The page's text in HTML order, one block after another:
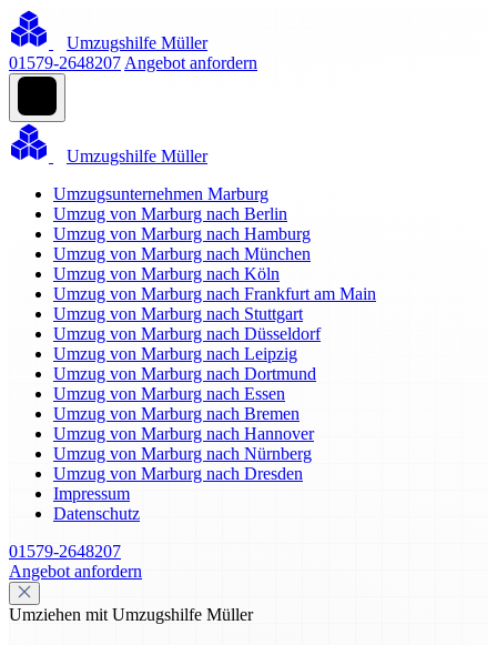
Umzugshilfe Müller
01579-2648207 Angebot anfordern
Umzugshilfe Müller
Umzugsunternehmen Marburg
Umzug von Marburg nach Berlin
Umzug von Marburg nach Hamburg
Umzug von Marburg nach München
Umzug von Marburg nach Köln
Umzug von Marburg nach Frankfurt am Main
Umzug von Marburg nach Stuttgart
Umzug von Marburg nach Düsseldorf
Umzug von Marburg nach Leipzig
Umzug von Marburg nach Dortmund
Umzug von Marburg nach Essen
Umzug von Marburg nach Bremen
Umzug von Marburg nach Hannover
Umzug von Marburg nach Nürnberg
Umzug von Marburg nach Dresden
Impressum
Datenschutz
01579-2648207
Angebot anfordern
Umziehen mit Umzugshilfe Müller